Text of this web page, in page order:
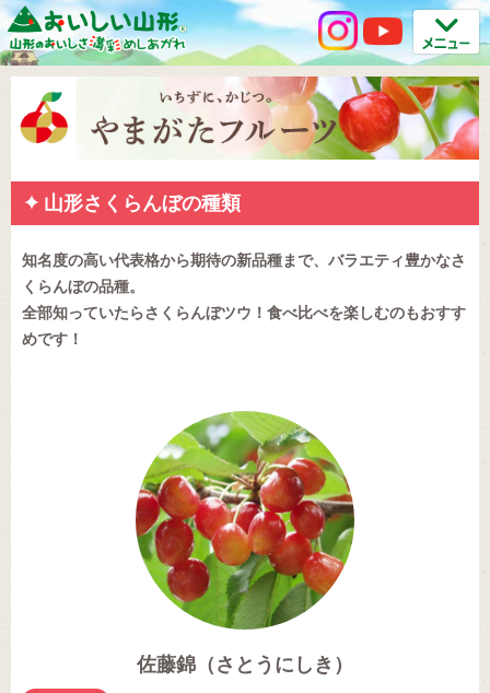
山形さくらんぼの種類
知名度の高い代表格から期待の新品種まで、バラエティ豊かなさ
くらんぼの品種。
全部知っていたらさくらんぼツウ！食べ比べを楽しむのもおすす
めです！
佐藤錦（さとうにしき）